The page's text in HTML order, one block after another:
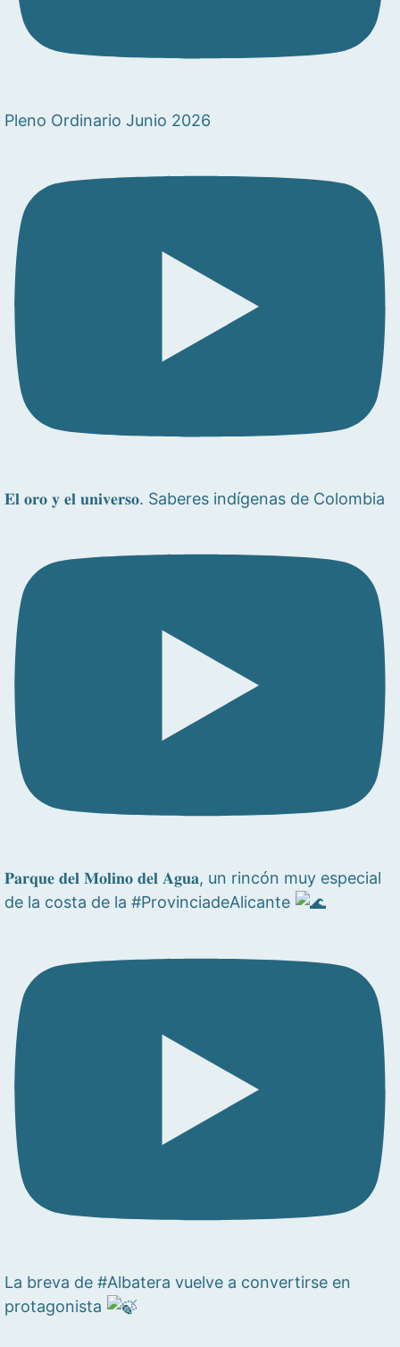
Pleno Ordinario Junio 2026
𝐄𝐥 𝐨𝐫𝐨 𝐲 𝐞𝐥 𝐮𝐧𝐢𝐯𝐞𝐫𝐬𝐨. Saberes indígenas de Colombia
𝐏𝐚𝐫𝐪𝐮𝐞 𝐝𝐞𝐥 𝐌𝐨𝐥𝐢𝐧𝐨 𝐝𝐞𝐥 𝐀𝐠𝐮𝐚, un rincón muy especial
de la costa de la #ProvinciadeAlicante
La breva de #Albatera vuelve a convertirse en
protagonista